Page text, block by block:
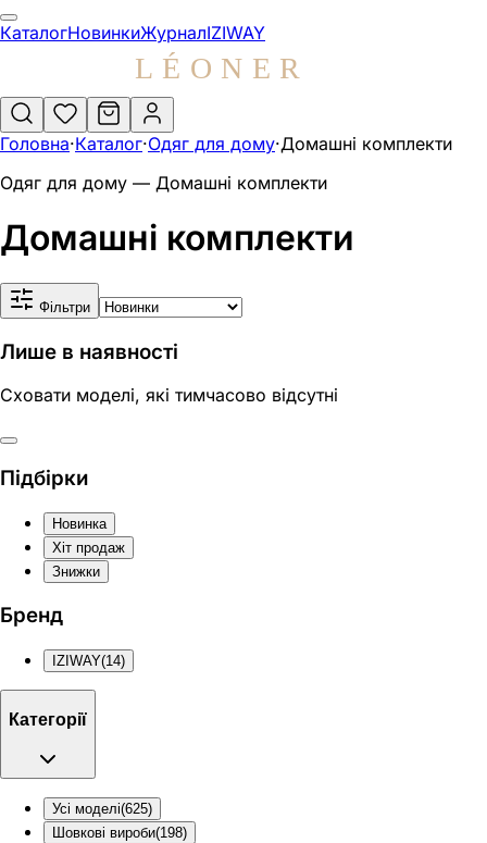
Одяг для дому — Домашні
Домашні комплекти — категорія LEONER. 0 товарів у
Товари в категорії
Розділи каталогу
Весь каталог
IZIWAY
Журнал
КаталогНовинкиЖурналIZIWAY
Головна·Каталог·Одяг для дому·Домашні комплекти
Одяг для дому — Домашні комплекти
Домашні комплекти
Фільтри
Лише в наявності
Сховати моделі, які тимчасово відсутні
Підбірки
Новинка
Хіт продаж
Знижки
Бренд
IZIWAY(14)
Категорії
Усі моделі(625)
Шовкові вироби(198)